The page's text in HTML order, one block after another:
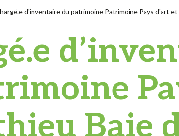
d'inventaire du patrimoine Patrimoine Pays d'art
Baie